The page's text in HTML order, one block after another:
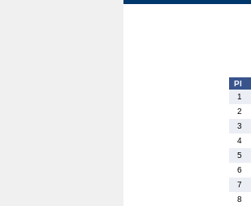
Pl
1
2
3
4
5
6
7
8